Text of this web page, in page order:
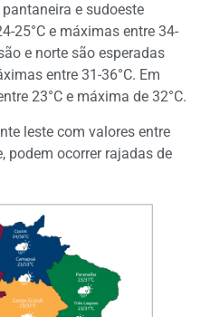
e sudoeste
25°C e máximas entre 34-
e norte são esperadas
entre 31-36°C. Em
23°C e máxima de 32°C.
leste com valores entre
podem ocorrer rajadas de